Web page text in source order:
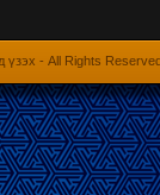
үзэх - All Rights